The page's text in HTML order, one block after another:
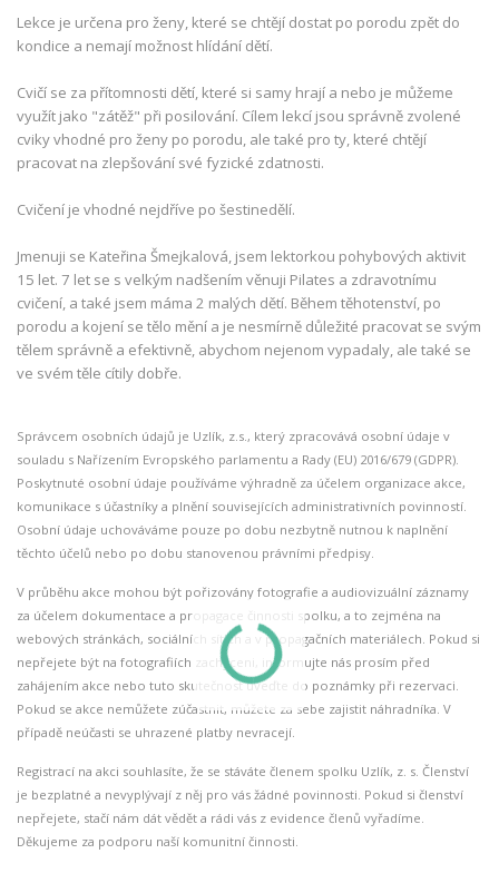
Lekce je určena pro ženy, které se chtějí dostat po porodu zpět do
kondice a nemají možnost hlídání dětí.
Cvičí se za přítomnosti dětí, které si samy hrají a nebo je můžeme
využít jako "zátěž" při posilování. Cílem lekcí jsou správně zvolené
cviky vhodné pro ženy po porodu, ale také pro ty, které chtějí
pracovat na zlepšování své fyzické zdatnosti.
Cvičení je vhodné nejdříve po šestinedělí.
Jmenuji se Kateřina Šmejkalová, jsem lektorkou pohybových aktivit
15 let. 7 let se s velkým nadšením věnuji Pilates a zdravotnímu
cvičení, a také jsem máma 2 malých dětí. Během těhotenství, po
porodu a kojení se tělo mění a je nesmírně důležité pracovat se svým
tělem správně a efektivně, abychom nejenom vypadaly, ale také se
ve svém těle cítily dobře.
Správcem osobních údajů je Uzlík, z.s., který zpracovává osobní údaje v
souladu s Nařízením Evropského parlamentu a Rady (EU) 2016/679 (GDPR).
Poskytnuté osobní údaje používáme výhradně za účelem organizace akce,
komunikace s účastníky a plnění souvisejících administrativních povinností.
Osobní údaje uchováváme pouze po dobu nezbytně nutnou k naplnění
těchto účelů nebo po dobu stanovenou právními předpisy.
V průběhu akce mohou být pořizovány fotografie a audiovizuální záznamy
za účelem dokumentace a propagace činnosti spolku, a to zejména na
webových stránkách, sociálních sítích a v propagačních materiálech. Pokud si
nepřejete být na fotografiích zachyceni, informujte nás prosím před
zahájením akce nebo tuto skutečnost uveďte do poznámky při rezervaci.
Pokud se akce nemůžete zúčastnit, můžete za sebe zajistit náhradníka. V
případě neúčasti se uhrazené platby nevracejí.
Registrací na akci souhlasíte, že se stáváte členem spolku Uzlík, z. s. Členství
je bezplatné a nevyplývají z něj pro vás žádné povinnosti. Pokud si členství
nepřejete, stačí nám dát vědět a rádi vás z evidence členů vyřadíme.
Děkujeme za podporu naší komunitní činnosti.